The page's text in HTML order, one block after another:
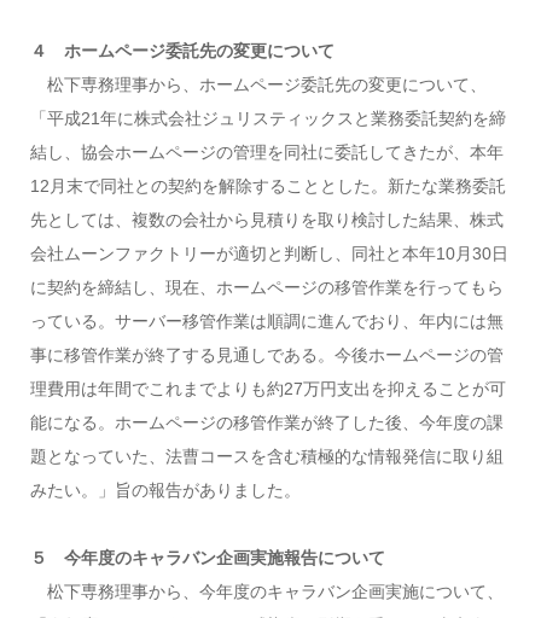
４ ホームページ委託先の変更について
松下専務理事から、ホームページ委託先の変更について、
「平成21年に株式会社ジュリスティックスと業務委託契約を締
結し、協会ホームページの管理を同社に委託してきたが、本年
12月末で同社との契約を解除することとした。新たな業務委託
先としては、複数の会社から見積りを取り検討した結果、株式
会社ムーンファクトリーが適切と判断し、同社と本年10月30日
に契約を締結し、現在、ホームページの移管作業を行ってもら
っている。サーバー移管作業は順調に進んでおり、年内には無
事に移管作業が終了する見通しである。今後ホームページの管
理費用は年間でこれまでよりも約27万円支出を抑えることが可
能になる。ホームページの移管作業が終了した後、今年度の課
題となっていた、法曹コースを含む積極的な情報発信に取り組
みたい。」旨の報告がありました。
５ 今年度のキャラバン企画実施報告について
松下専務理事から、今年度のキャラバン企画実施について、